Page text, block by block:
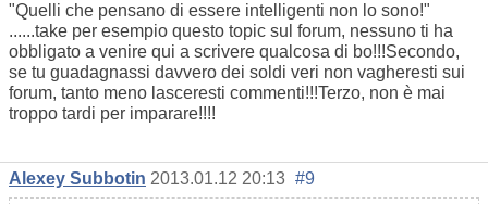
"Quelli che pensano di essere intelligenti non lo sono!"
......take per esempio questo topic sul forum, nessuno ti ha
obbligato a venire qui a scrivere qualcosa di bo!!!Secondo,
se tu guadagnassi davvero dei soldi veri non vagheresti sui
forum, tanto meno lasceresti commenti!!!Terzo, non è mai
troppo tardi per imparare!!!!
Alexey Subbotin 2013.01.12 20:13 #9